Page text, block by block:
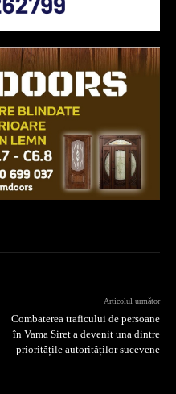
Articolul următor
Combaterea traficului de persoane
în Vama Siret a devenit una dintre
prioritățile autorităților sucevene